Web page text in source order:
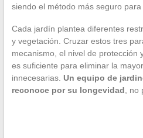
siendo el método más seguro
Cada jardín plantea diferentes
y vegetación. Cruzar estos tres
mecanismo, el nivel de protección
es suficiente para eliminar la
innecesarias. Un equipo de
reconoce por su longevidad, no